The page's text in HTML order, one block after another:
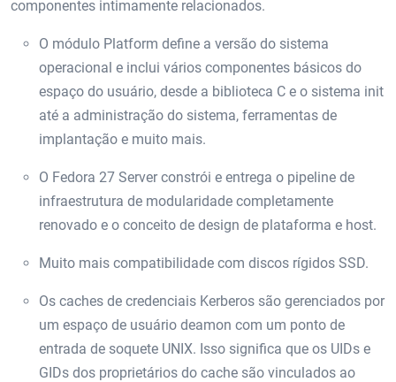
componentes intimamente relacionados.
O módulo Platform define a versão do sistema
operacional e inclui vários componentes básicos do
espaço do usuário, desde a biblioteca C e o sistema init
até a administração do sistema, ferramentas de
implantação e muito mais.
O Fedora 27 Server constrói e entrega o pipeline de
infraestrutura de modularidade completamente
renovado e o conceito de design de plataforma e host.
Muito mais compatibilidade com discos rígidos SSD.
Os caches de credenciais Kerberos são gerenciados por
um espaço de usuário deamon com um ponto de
entrada de soquete UNIX. Isso significa que os UIDs e
GIDs dos proprietários do cache são vinculados ao